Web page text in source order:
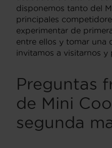
disponemos tanto del
principales
experimentar de
entre ellos y tomar una
invitamos a visitarnos y
Preguntas
de Mini
segunda